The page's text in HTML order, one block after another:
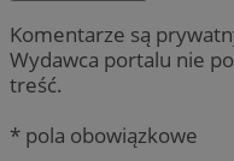
Komentarze są
Wydawca portalu nie
treść.
* pola obowiązkowe